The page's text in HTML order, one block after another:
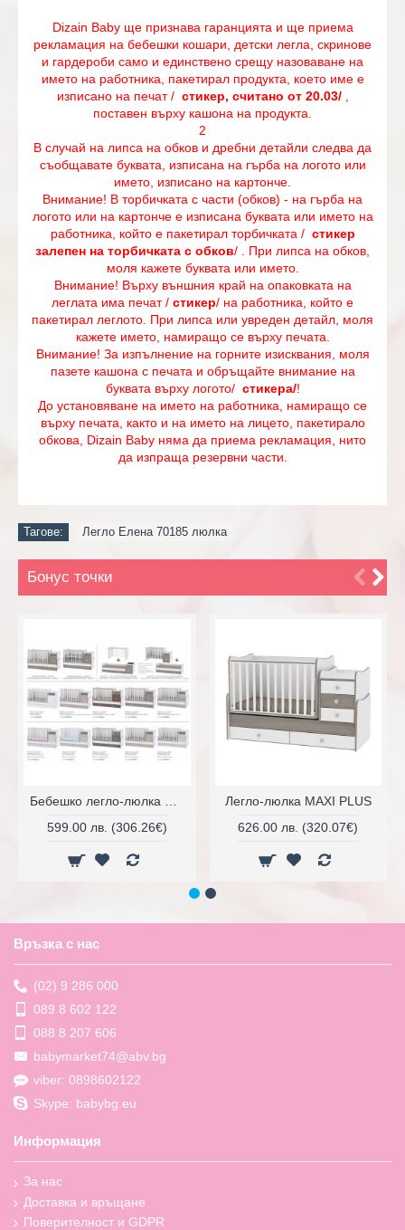
Dizain Baby ще признава гаранцията и ще приема
рекламация на бебешки кошари, детски легла, скринове
и гардероби само и единствено срещу назоваване на
името на работника, пакетирал продукта, което име е
изписано на печат / стикер, считано от 20.03/,
поставен върху кашона на продукта.
2
В случай на липса на обков и дребни детайли следва да
съобщавате буквата, изписана на гърба на логото или
името, изписано на картонче.
Внимание! В торбичката с части (обков) - на гърба на
логото или на картонче е изписана буквата или името на
работника, който е пакетирал торбичката / стикер
залепен на торбичката с обков/ . При липса на обков,
моля кажете буквата или името.
Внимание! Върху външния край на опаковката на
леглата има печат / стикер/ на работника, който е
пакетирал леглото. При липса или увреден детайл, моля
кажете името, намиращо се върху печата.
Внимание! За изпълнение на горните изисквания, моля
пазете кашона с печата и обръщайте внимание на
буквата върху логото/ стикера/!
До установяване на името на работника, намиращо се
върху печата, както и на името на лицето, пакетирало
обкова, Dizain Baby няма да приема рекламация, нито
да изпраща резервни части.
Тагове: Легло Елена 70185 люлка
Бонус точки
Бебешко легло-люлка TREND PLUS
599.00 лв. (306.26€)
Легло-люлка MAXI PLUS
626.00 лв. (320.07€)
Връзка с нас
(02) 9 286 000
089 8 602 122
088 8 207 606
babymarket74@abv.bg
viber: 0898602122
Skype: babybg.eu
Информация
За нас
Доставка и връщане
Поверителност и GDPR